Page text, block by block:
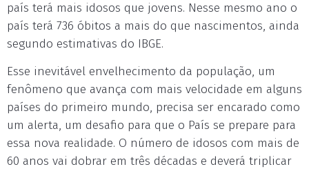
país terá mais idosos que jovens. Nesse mesmo ano o
país terá 736 óbitos a mais do que nascimentos, ainda
segundo estimativas do IBGE.
Esse inevitável envelhecimento da população, um
fenômeno que avança com mais velocidade em alguns
países do primeiro mundo, precisa ser encarado como
um alerta, um desafio para que o País se prepare para
essa nova realidade. O número de idosos com mais de
60 anos vai dobrar em três décadas e deverá triplicar